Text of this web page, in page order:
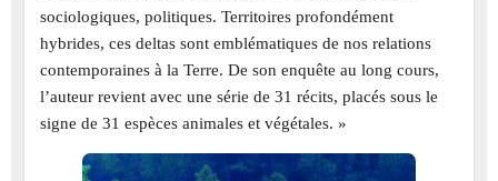
sociologiques, politiques. Territoires profondément
hybrides, ces deltas sont emblématiques de nos relations
contemporaines à la Terre. De son enquête au long cours,
l’auteur revient avec une série de 31 récits, placés sous le
signe de 31 espèces animales et végétales. »